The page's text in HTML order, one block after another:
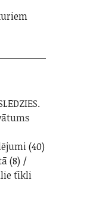
(40)
(8)
tīkli